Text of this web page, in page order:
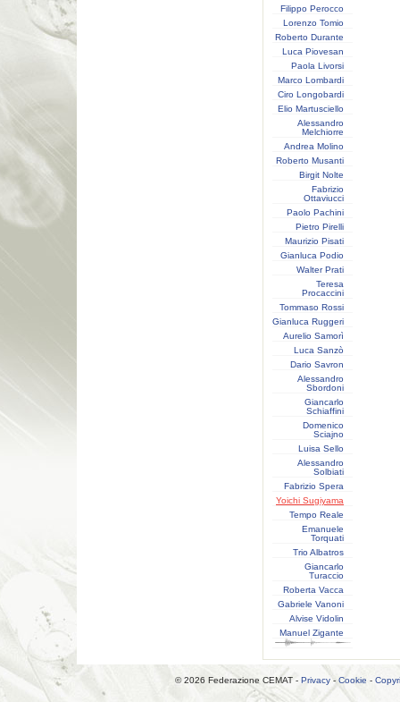
Filippo Perocco
Lorenzo Tomio
Roberto Durante
Luca Piovesan
Paola Livorsi
Marco Lombardi
Ciro Longobardi
Elio Martusciello
Alessandro
Melchiorre
Andrea Molino
Roberto Musanti
Birgit Nolte
Fabrizio
Ottaviucci
Paolo Pachini
Pietro Pirelli
Maurizio Pisati
Gianluca Podio
Walter Prati
Teresa
Procaccini
Tommaso Rossi
Gianluca Ruggeri
Aurelio Samorì
Luca Sanzò
Dario Savron
Alessandro
Sbordoni
Giancarlo
Schiaffini
Domenico
Sciajno
Luisa Sello
Alessandro
Solbiati
Fabrizio Spera
Yoichi Sugiyama
Tempo Reale
Emanuele
Torquati
Trio Albatros
Giancarlo
Turaccio
Roberta Vacca
Gabriele Vanoni
Alvise Vidolin
Manuel Zigante
© 2026 Federazione CEMAT - Privacy- Cookie -